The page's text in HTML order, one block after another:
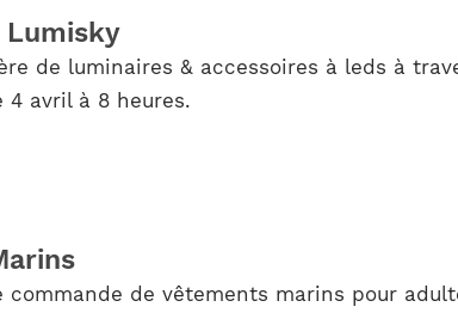
Lumisky
de luminaires & accessoires à leds à
4 avril à 8 heures.
commande de vêtements marins pour